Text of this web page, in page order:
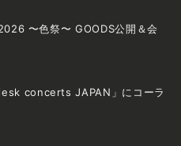
〜色祭〜 GOODS公開＆会
concerts JAPAN」にコーラ